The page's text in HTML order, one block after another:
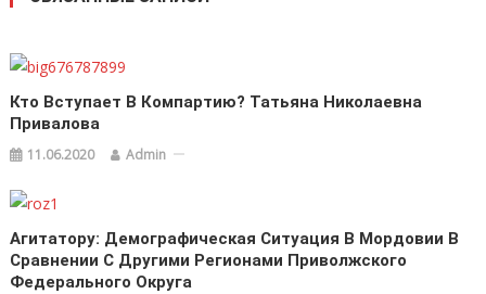
Кто Вступает В Компартию? Татьяна Николаевна
Привалова
11.06.2020 Admin
Агитатору: Демографическая Ситуация В Мордовии В
Сравнении С Другими Регионами Приволжского
Федерального Округа